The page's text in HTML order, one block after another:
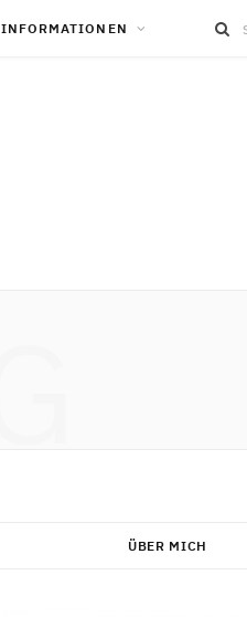
INFORMATIONEN
ÜBER MICH